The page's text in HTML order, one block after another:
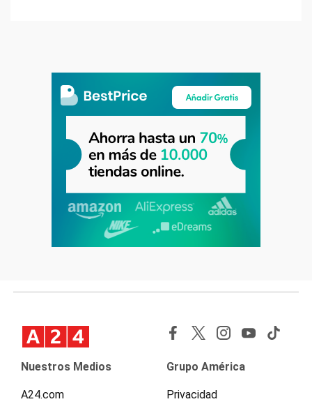
Nuestros Medios
A24.com
Grupo América
Privacidad